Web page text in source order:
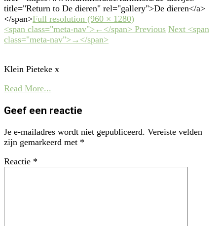
title="Return to De dieren" rel="gallery">De dieren</a>
</span>Full resolution (960 × 1280)
<span class="meta-nav">←</span> Previous Next <span
class="meta-nav">→</span>
Klein Pieteke x
Read More...
Geef een reactie
Je e-mailadres wordt niet gepubliceerd. Vereiste velden
zijn gemarkeerd met *
Reactie *